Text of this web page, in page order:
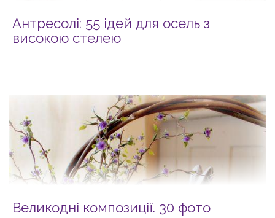
Антресолі: 55 ідей для осель з
високою стелею
Великодні композиції. 30 фото